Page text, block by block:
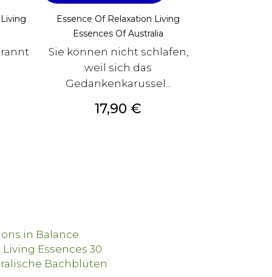
Essence Of Relaxation Living
Essences Of Australia
Sie können nicht schlafen,
weil sich das
Gedankenkarussel...
Preis
17,90 €